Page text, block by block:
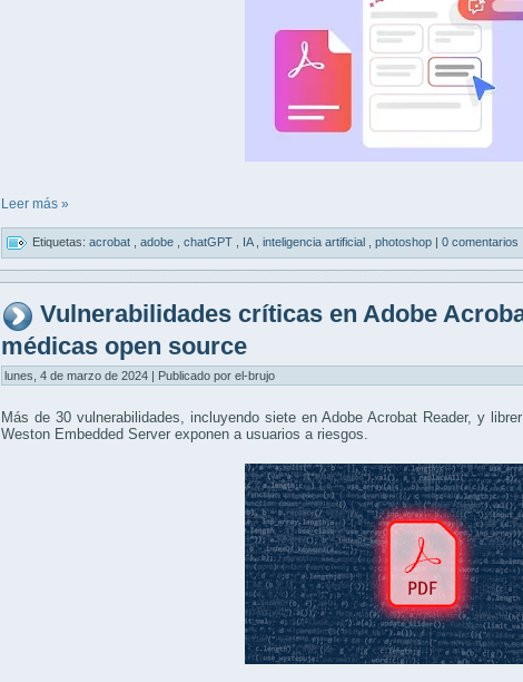
Leer más »
Etiquetas: acrobat adobe chatGPT IA inteligencia artificial photoshop 0 comentarios
Vulnerabilidades críticas en Adobe
médicas open source
lunes, 4 de marzo de 2024 | Publicado por el-brujo
Más de 30 vulnerabilidades, incluyendo siete en Adobe Acrobat Reader, y
Weston Embedded Server exponen a usuarios a riesgos.